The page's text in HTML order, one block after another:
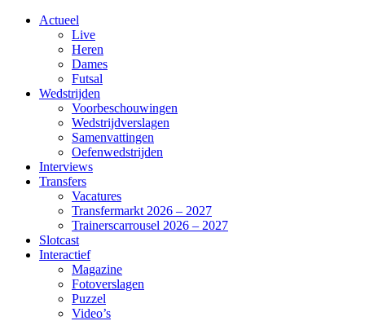
Actueel
Live
Heren
Dames
Futsal
Wedstrijden
Voorbeschouwingen
Wedstrijdverslagen
Samenvattingen
Oefenwedstrijden
Interviews
Transfers
Vacatures
Transfermarkt 2026 – 2027
Trainerscarrousel 2026 – 2027
Slotcast
Interactief
Magazine
Fotoverslagen
Puzzel
Video’s